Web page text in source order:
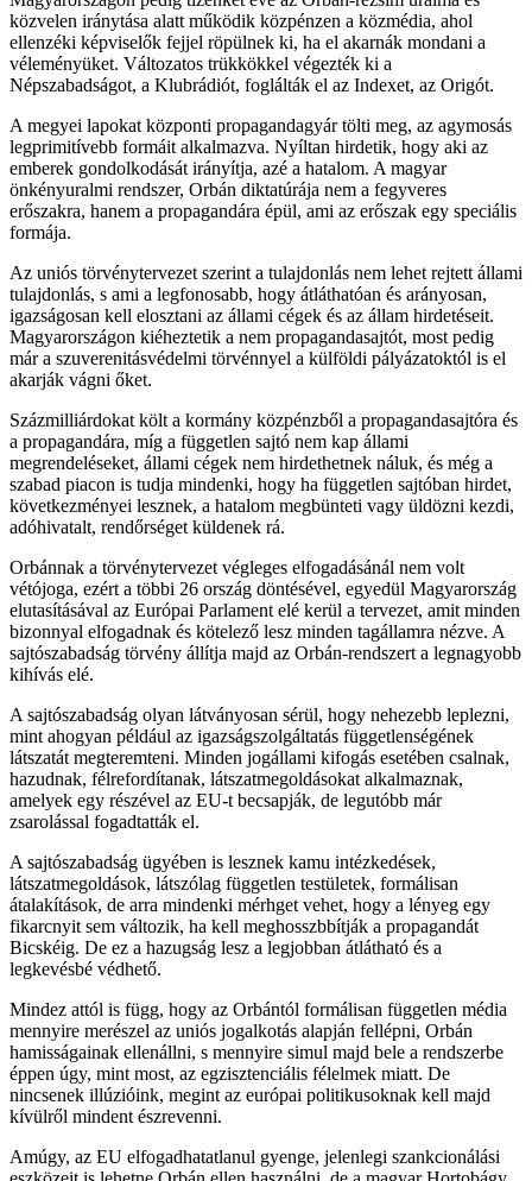
közvelen iránytása alatt működik közpénzen a közmédia, ahol
ellenzéki képviselők fejjel röpülnek ki, ha el akarnák mondani a
véleményüket. Változatos trükkökkel végezték ki a
Népszabadságot, a Klubrádiót, foglálták el az Indexet, az Origót.
A megyei lapokat központi propagandagyár tölti meg, az agymosás
legprimitívebb formáit alkalmazva. Nyíltan hirdetik, hogy aki az
emberek gondolkodását irányítja, azé a hatalom. A magyar
önkényuralmi rendszer, Orbán diktatúrája nem a fegyveres
erőszakra, hanem a propagandára épül, ami az erőszak egy speciális
formája.
Az uniós törvénytervezet szerint a tulajdonlás nem lehet rejtett állami
tulajdonlás, s ami a legfonosabb, hogy átláthatóan és arányosan,
igazságosan kell elosztani az állami cégek és az állam hirdetéseit.
Magyarországon kiéheztetik a nem propagandasajtót, most pedig
már a szuverenitásvédelmi törvénnyel a külföldi pályázatoktól is el
akarják vágni őket.
Százmilliárdokat költ a kormány közpénzből a propagandasajtóra és
a propagandára, míg a független sajtó nem kap állami
megrendeléseket, állami cégek nem hirdethetnek náluk, és még a
szabad piacon is tudja mindenki, hogy ha független sajtóban hirdet,
következményei lesznek, a hatalom megbünteti vagy üldözni kezdi,
adóhivatalt, rendőrséget küldenek rá.
Orbánnak a törvénytervezet végleges elfogadásánál nem volt
vétójoga, ezért a többi 26 ország döntésével, egyedül Magyarország
elutasításával az Európai Parlament elé kerül a tervezet, amit minden
bizonnyal elfogadnak és kötelező lesz minden tagállamra nézve. A
sajtószabadság törvény állítja majd az Orbán-rendszert a legnagyobb
kihívás elé.
A sajtószabadság olyan látványosan sérül, hogy nehezebb leplezni,
mint ahogyan például az igazságszolgáltatás függetlenségének
látszatát megteremteni. Minden jogállami kifogás esetében csalnak,
hazudnak, félrefordítanak, látszatmegoldásokat alkalmaznak,
amelyek egy részével az EU-t becsapják, de legutóbb már
zsarolással fogadtatták el.
A sajtószabadság ügyében is lesznek kamu intézkedések,
látszatmegoldások, látszólag független testületek, formálisan
átalakítások, de arra mindenki mérhget vehet, hogy a lényeg egy
fikarcnyit sem változik, ha kell meghosszbbítják a propagandát
Bicskéig. De ez a hazugság lesz a legjobban átlátható és a
legkevésbé védhető.
Mindez attól is függ, hogy az Orbántól formálisan független média
mennyire merészel az uniós jogalkotás alapján fellépni, Orbán
hamisságainak ellenállni, s mennyire simul majd bele a rendszerbe
éppen úgy, mint most, az egzisztenciális félelmek miatt. De
nincsenek illúzióink, megint az európai politikusoknak kell majd
kívülről mindent észrevenni.
Amúgy, az EU elfogadhatatlanul gyenge, jelenlegi szankcionálási